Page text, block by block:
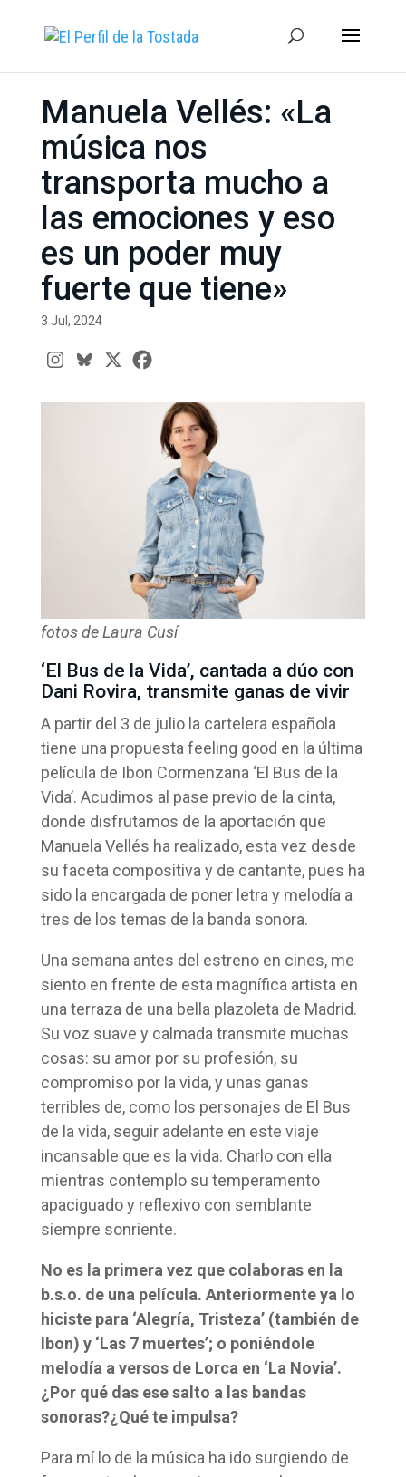
Manuela Vellés: «La
música nos
transporta mucho a
las emociones y eso
es un poder muy
fuerte que tiene»
3 Jul, 2024
fotos de Laura Cusí
‘El Bus de la Vida’, cantada a dúo con
Dani Rovira, transmite ganas de vivir
A partir del 3 de julio la cartelera española
tiene una propuesta feeling good en la última
película de Ibon Cormenzana ‘El Bus de la
Vida’. Acudimos al pase previo de la cinta,
donde disfrutamos de la aportación que
Manuela Vellés ha realizado, esta vez desde
su faceta compositiva y de cantante, pues ha
sido la encargada de poner letra y melodía a
tres de los temas de la banda sonora.
Una semana antes del estreno en cines, me
siento en frente de esta magnífica artista en
una terraza de una bella plazoleta de Madrid.
Su voz suave y calmada transmite muchas
cosas: su amor por su profesión, su
compromiso por la vida, y unas ganas
terribles de, como los personajes de El Bus
de la vida, seguir adelante en este viaje
incansable que es la vida. Charlo con ella
mientras contemplo su temperamento
apaciguado y reflexivo con semblante
siempre sonriente.
No es la primera vez que colaboras en la
b.s.o. de una película. Anteriormente ya lo
hiciste para ‘Alegría, Tristeza’ (también de
Ibon) y ‘Las 7 muertes’; o poniéndole
melodía a versos de Lorca en ‘La Novia’.
¿Por qué das ese salto a las bandas
sonoras?¿Qué te impulsa?
Para mí lo de la música ha ido surgiendo de